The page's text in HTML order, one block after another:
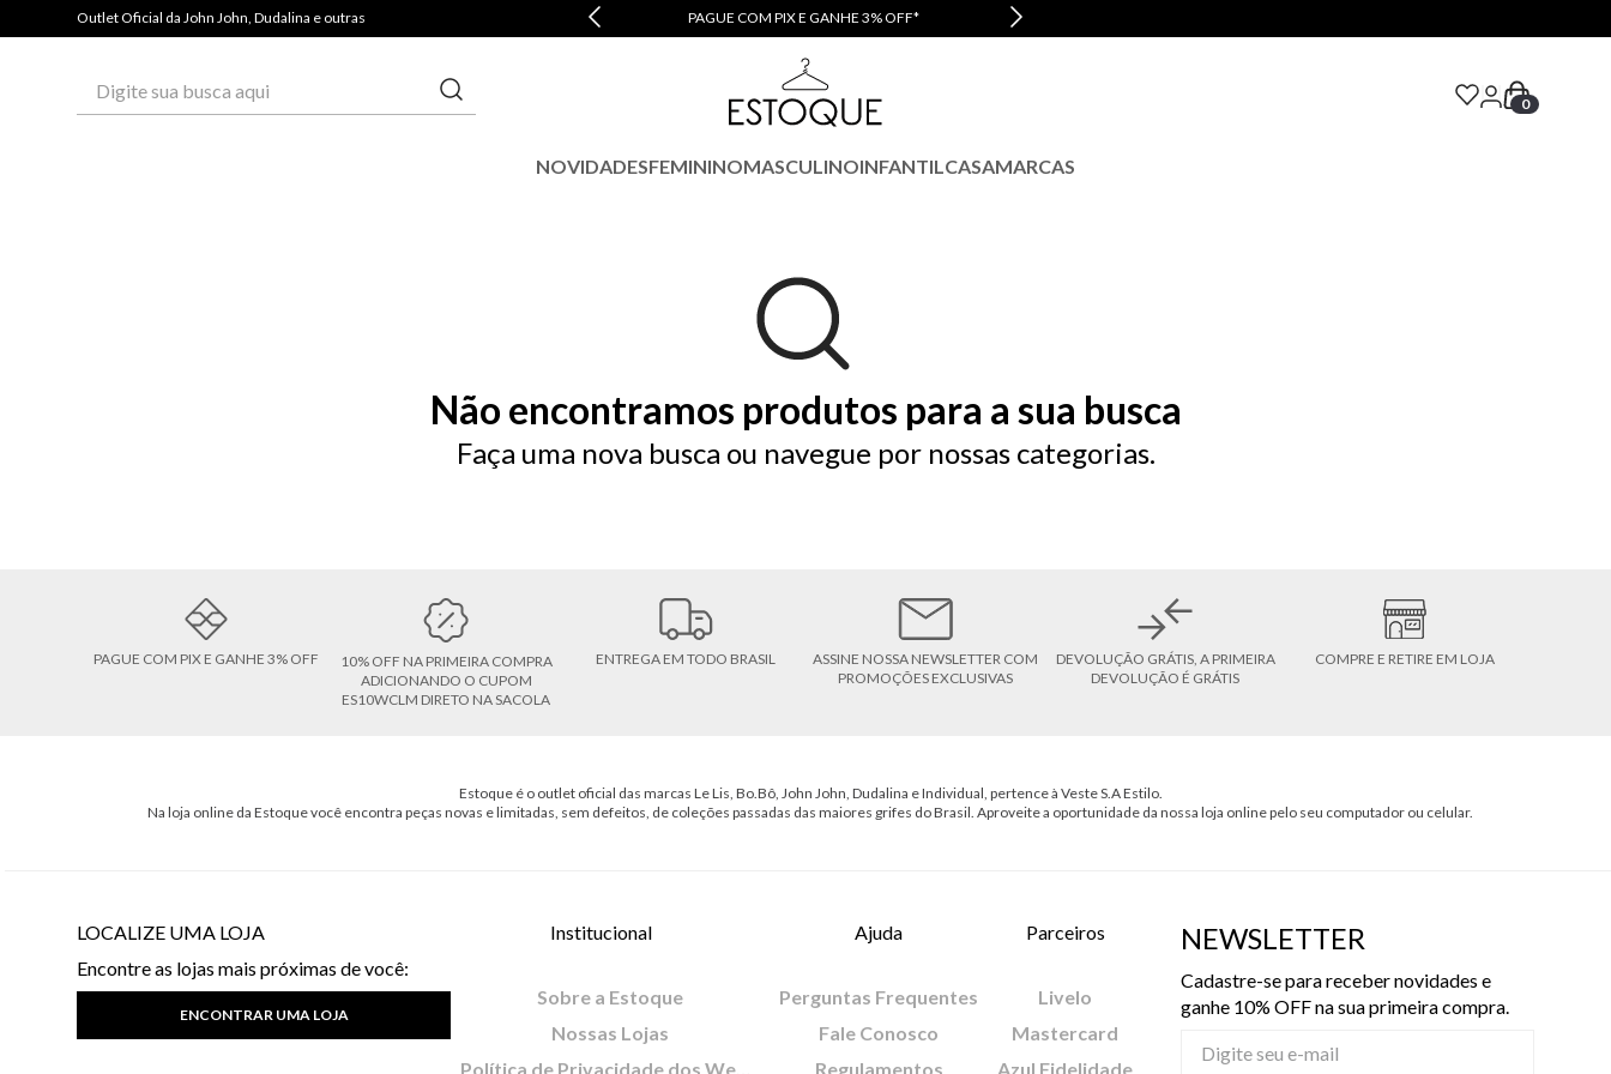
Outlet Oficial da John John, Dudalina e outras PAGUE COM PIX E GANHE 3% OFF*
0
NOVIDADESFEMININOMASCULINOINFANTILCASAMARCAS
Não encontramos produtos para a sua busca
Faça uma nova busca ou navegue por nossas categorias.
PAGUE COM PIX E GANHE 3% OFF
10% OFF NA PRIMEIRA COMPRA
ADICIONANDO O CUPOM
ES10WCLM DIRETO NA SACOLA
ENTREGA EM TODO BRASIL
ASSINE NOSSA NEWSLETTER COM
PROMOÇÕES EXCLUSIVAS
DEVOLUÇÃO GRÁTIS, A PRIMEIRA
DEVOLUÇÃO É GRÁTIS
COMPRE E RETIRE EM LOJA
Estoque é o outlet oficial das marcas Le Lis, Bo.Bô, John John, Dudalina e Individual, pertence à Veste S.A Estilo.
Na loja online da Estoque você encontra peças novas e limitadas, sem defeitos, de coleções passadas das maiores grifes do Brasil. Aproveite a oportunidade da nossa loja online pelo seu computador ou celular.
LOCALIZE UMA LOJA
Encontre as lojas mais próximas de você:
ENCONTRAR UMA LOJA
Institucional
Sobre a Estoque
Nossas Lojas
Ajuda
Perguntas Frequentes
Fale Conosco
Regulamentos
Parceiros
Livelo
Mastercard
Azul Fidelidade
NEWSLETTER
Cadastre-se para receber novidades e
ganhe 10% OFF na sua primeira compra.